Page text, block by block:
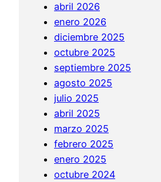
P
a
t
h
t
o
S
p
i
r
i
t
abril 2026
enero 2026
diciembre 2025
octubre 2025
septiembre 2025
agosto 2025
julio 2025
abril 2025
marzo 2025
febrero 2025
enero 2025
octubre 2024